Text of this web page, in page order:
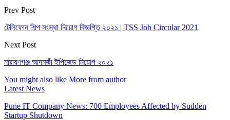
Prev Post
টেলিফোন শিল্প সংস্থা নিয়োগ বিজ্ঞপ্তি ২০২১ | TSS Job Circular 2021
Next Post
নারায়ণগঞ্জ আদমজী ইপিজেড নিয়োগ ২০২১
You might also like More from author
Latest News
Pune IT Company News: 700 Employees Affected by Sudden
Startup Shutdown